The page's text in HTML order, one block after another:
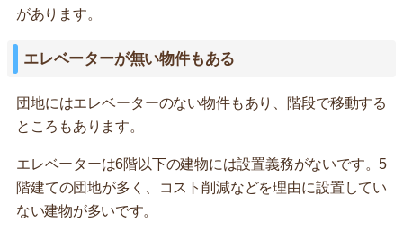
があります。
エレベーターが無い物件もある
団地にはエレベーターのない物件もあり、階段で移動する
ところもあります。
エレベーターは6階以下の建物には設置義務がないです。5
階建ての団地が多く、コスト削減などを理由に設置してい
ない建物が多いです。